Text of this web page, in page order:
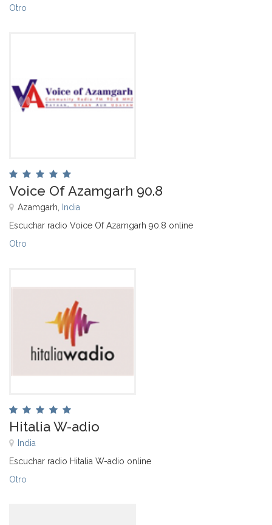
Otro
Voice Of Azamgarh 90.8
Azamgarh, India
Escuchar radio Voice Of Azamgarh 90.8 online
Otro
Hitalia W-adio
India
Escuchar radio Hitalia W-adio online
Otro